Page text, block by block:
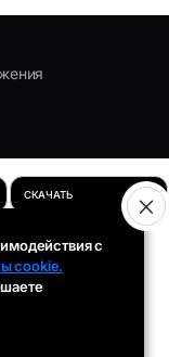
с
cookie.